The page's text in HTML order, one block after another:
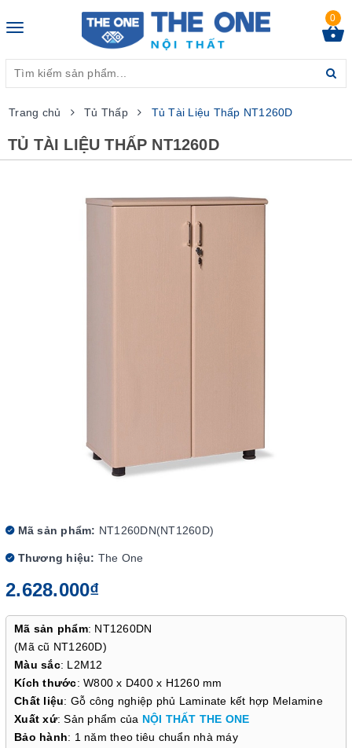
Toggle
0
Trang chủ Tủ Thấp Tủ Tài Liệu Thấp NT1260D
TỦ TÀI LIỆU THẤP NT1260D
Mã sản phẩm: NT1260DN(NT1260D)
Thương hiệu: The One
2.628.000₫
Mã sản phẩm: NT1260DN
(Mã cũ NT1260D)
Màu sắc: L2M12
Kích thước: W800 x D400 x H1260 mm
Chất liệu: Gỗ công nghiệp phủ Laminate kết hợp Melamine
Xuất xứ: Sản phẩm của NỘI THẤT THE ONE
Bảo hành: 1 năm theo tiêu chuẩn nhà máy